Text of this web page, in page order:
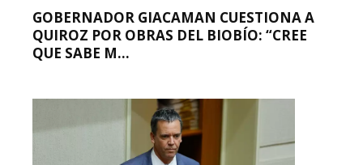
GOBERNADOR GIACAMAN CUESTIONA A
QUIROZ POR OBRAS DEL BIOBÍO: “CREE
QUE SABE M...